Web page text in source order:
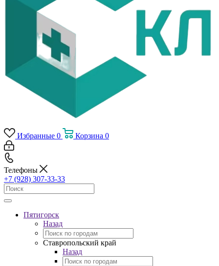
Избранные 0 Корзина 0
Телефоны
+7 (928) 307-33-33
Пятигорск
Назад
Ставропольский край
Назад